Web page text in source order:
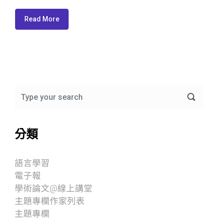
Read More
分類
語言學習
電子報
學術論文@線上講堂
主題專欄作家列表
主題專欄